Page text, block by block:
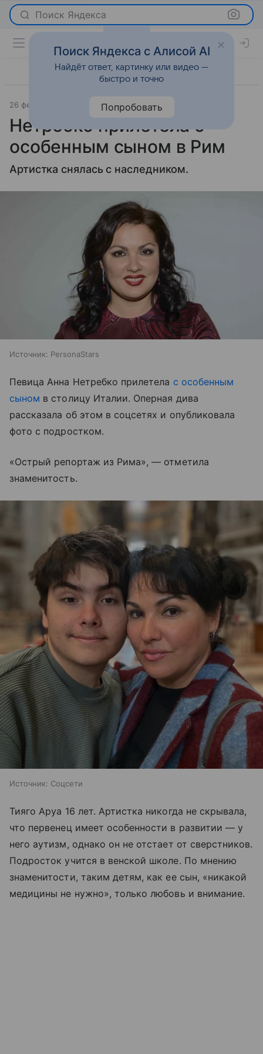
Поиск Яндекса
26 февраля 2025 Газета.Ру Светская жизнь
Нетребко прилетела с
особенным сыном в Рим
Артистка снялась с наследником.
Источник: PersonaStars
Певица Анна Нетребко прилетела с особенным
сыном в столицу Италии. Оперная дива
рассказала об этом в соцсетях и опубликовала
фото с подростком.
«Острый репортаж из Рима», — отметила
знаменитость.
Источник: Соцсети
Тияго Аруа 16 лет. Артистка никогда не скрывала,
что первенец имеет особенности в развитии — у
него аутизм, однако он не отстает от сверстников.
Подросток учится в венской школе. По мнению
знаменитости, таким детям, как ее сын, «никакой
медицины не нужно», только любовь и внимание.
Поиск Яндекса с Алисой AI
Найдёт ответ, картинку или видео —
быстро и точно
Попробовать